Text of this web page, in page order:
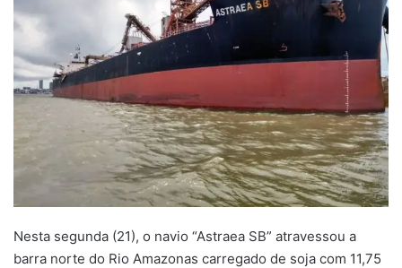
Nesta segunda (21), o navio “Astraea SB” atravessou a
barra norte do Rio Amazonas carregado de soja com 11,75